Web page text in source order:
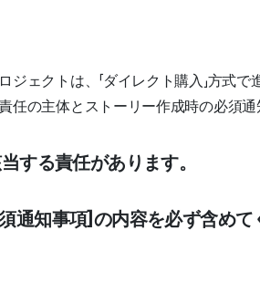
ェクトは、「ダイレクト購入」方式で
の主体とストーリー作成時の必須通
する責任があります。
知事項]の内容を必ず含めて